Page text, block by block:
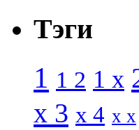
Тэги
1 1 2 1 x
x 3 x 4 x x